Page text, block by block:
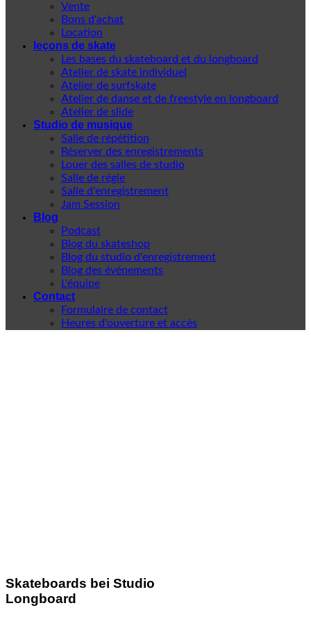
Vente
Bons d'achat
Location
leçons de skate
Les bases du skateboard et du longboard
Atelier de skate individuel
Atelier de surfskate
Atelier de danse et de freestyle en longboard
Atelier de slide
Studio de musique
Salle de répétition
Réserver des enregistrements
Louer des salles de studio
Salle de régie
Salle d'enregistrement
Jam Session
Blog
Podcast
Blog du skateshop
Blog du studio d'enregistrement
Blog des événements
L'équipe
Contact
Formulaire de contact
Heures d'ouverture et accès
Skateboards bei Studio
Longboard